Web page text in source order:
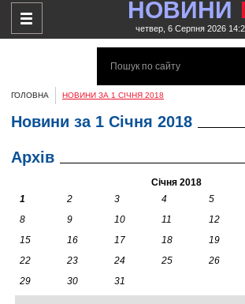
НОВИНИ
четвер, 6 Серпня 2026
ГОЛОВНА НОВИНИ ЗА 1 СІЧНЯ 2018
Новини за 1 Січня 2018
Архів
Січня 2018
1
2 3 4 5
8
9 10 11 12
15
16 17 18 19
22
23 24 25 26
29
30 31